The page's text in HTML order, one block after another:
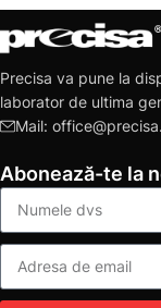
Precisa va pune la
laborator de ultima
Mail:
Abonează-te la